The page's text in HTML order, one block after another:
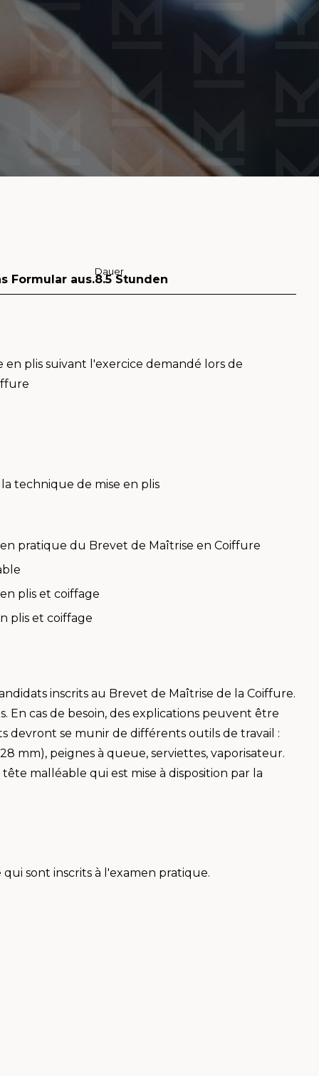
Formular aus.
Dauer
8.5 Stunden
plis suivant l'exercice demandé lors de
technique de mise en plis
pratique du Brevet de Maîtrise en Coiffure
plis et coiffage
plis et coiffage
inscrits au Brevet de Maîtrise de la Coiffure.
En cas de besoin, des explications peuvent être
devront se munir de différents outils de travail :
mm), peignes à queue, serviettes, vaporisateur.
malléable qui est mise à disposition par la
sont inscrits à l'examen pratique.